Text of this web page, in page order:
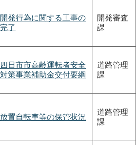
開発行為に関する工事の
完了
開発審査
課
四日市市高齢運転者安全
対策事業補助金交付要綱
道路管理
課
放置自転車等の保管状況
道路管理
課